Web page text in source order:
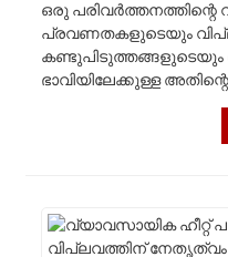
ഒരു
പ്രവണതകളുടെയും
കണ്ടുപിടുത്തങ്ങളുടെയും
ഭാവിയിലേക്കുള്ള